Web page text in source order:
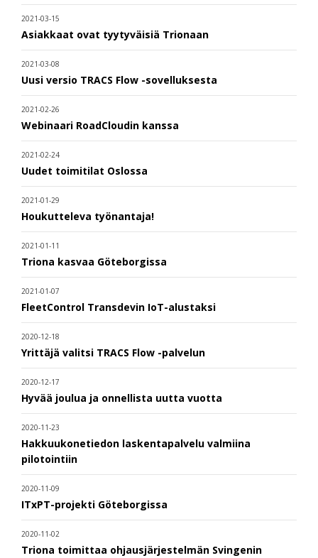
2021-03-15
Asiakkaat ovat tyytyväisiä Trionaan
2021-03-08
Uusi versio TRACS Flow -sovelluksesta
2021-02-26
Webinaari RoadCloudin kanssa
2021-02-24
Uudet toimitilat Oslossa
2021-01-29
Houkutteleva työnantaja!
2021-01-11
Triona kasvaa Göteborgissa
2021-01-07
FleetControl Transdevin IoT-alustaksi
2020-12-18
Yrittäjä valitsi TRACS Flow -palvelun
2020-12-17
Hyvää joulua ja onnellista uutta vuotta
2020-11-23
Hakkuukonetiedon laskentapalvelu valmiina
pilotointiin
2020-11-09
ITxPT-projekti Göteborgissa
2020-11-02
Triona toimittaa ohjausjärjestelmän Svingenin